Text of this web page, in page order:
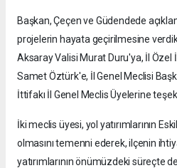
Başkan, Çeçen ve Güdendede
projelerin hayata geçirilmesine
Aksaray Valisi Murat Duru'ya, İl Özel
Samet Öztürk'e, İl Genel Meclisi
İttifakı İl Genel Meclis Üyelerine
İki meclis üyesi, yol yatırımlarının
olmasını temenni ederek, ilçenin
yatırımlarının önümüzdeki süreçte